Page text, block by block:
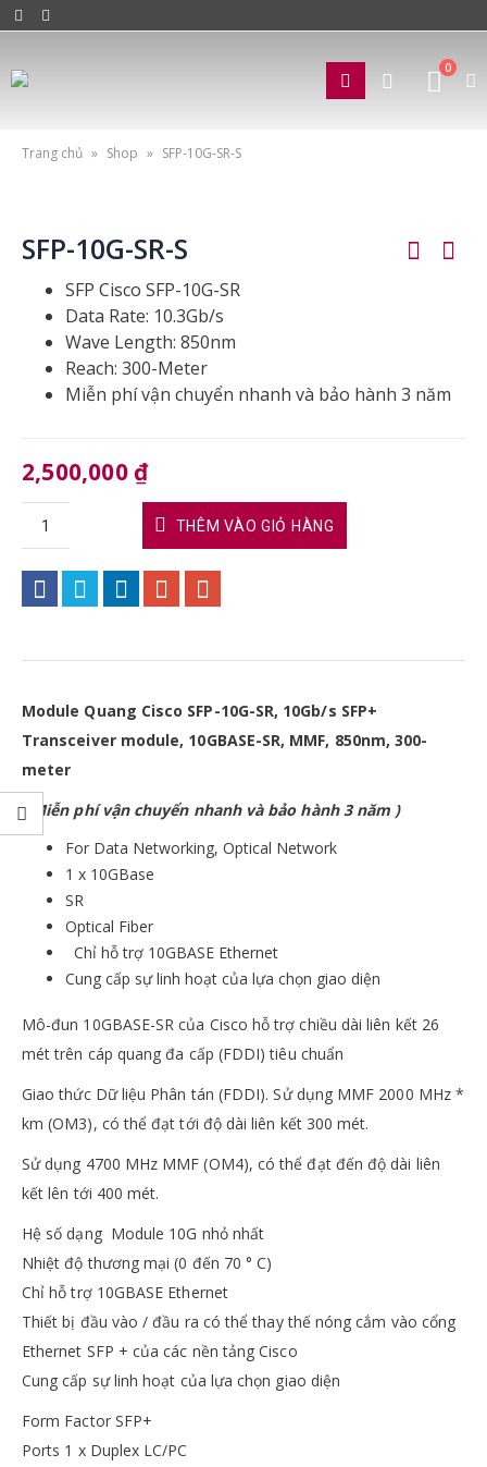
0
Trang chủ » Shop » SFP-10G-SR-S
SFP-10G-SR-S
SFP Cisco SFP-10G-SR
Data Rate: 10.3Gb/s
Wave Length: 850nm
Reach: 300-Meter
Miễn phí vận chuyển nhanh và bảo hành 3 năm
2,500,000 ₫
THÊM VÀO GIỎ HÀNG
Module Quang Cisco SFP-10G-SR, 10Gb/s SFP+
Transceiver module, 10GBASE-SR, MMF, 850nm, 300-
meter
( Miễn phí vận chuyển nhanh và bảo hành 3 năm )
For Data Networking, Optical Network
1 x 10GBase
SR
Optical Fiber
Chỉ hỗ trợ 10GBASE Ethernet
Cung cấp sự linh hoạt của lựa chọn giao diện
Mô-đun 10GBASE-SR của Cisco hỗ trợ chiều dài liên kết 26
mét trên cáp quang đa cấp (FDDI) tiêu chuẩn
Giao thức Dữ liệu Phân tán (FDDI).Sử dụng MMF 2000 MHz *
km (OM3), có thể đạt tới độ dài liên kết 300 mét.
Sử dụng 4700 MHz MMF (OM4), có thể đạt đến độ dài liên
kết lên tới 400 mét.
Hệ số dạng Module 10G nhỏ nhất
Nhiệt độ thương mại (0 đến 70 ° C)
Chỉ hỗ trợ 10GBASE Ethernet
Thiết bị đầu vào / đầu ra có thể thay thế nóng cắm vào cổng
Ethernet SFP + của các nền tảng Cisco
Cung cấp sự linh hoạt của lựa chọn giao diện
Form Factor SFP+
Ports 1 x Duplex LC/PC